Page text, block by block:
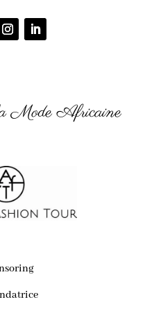
Mode Africaine